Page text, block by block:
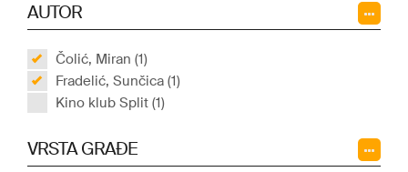
AUTOR
Čolić, Miran (1)
Fradelić, Sunčica (1)
Kino klub Split (1)
VRSTA GRAĐE